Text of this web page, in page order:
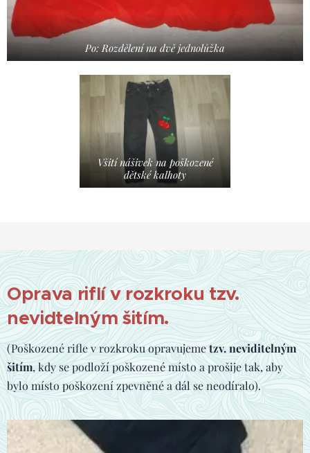
Po: Rozdělení na dvě jednolůžka
Všití nášivek na poškozené
dětské kalhoty
Oprava riflí v rozkroku tzv.
nevidtelným šitím.
(Poškozené rifle v rozkroku opravujemetzv. neviditelným
šitím, kdy se podloží poškozené místo a prošije tak, aby
bylo místo poškození zpevněné a dál se neodíralo).